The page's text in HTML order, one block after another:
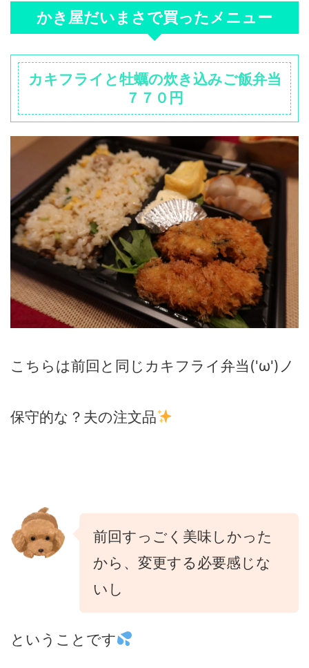
かき屋だいまさで買ったメニュー
カキフライと牡蠣の炊き込みご飯弁当
７７０円
こちらは前回と同じカキフライ弁当('ω')ノ
保守的な？夫の注文品
前回すっごく美味しかった
から、変更する必要感じな
いし
ということです